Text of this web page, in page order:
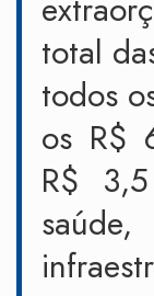
total
todos
os R$
R$